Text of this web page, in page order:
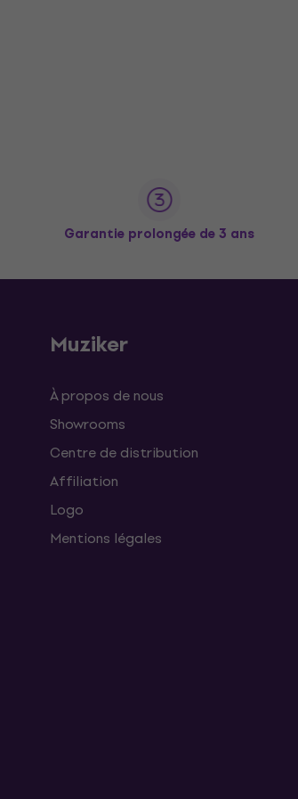
Garantie prolongée de 3 ans
Muziker
À propos de nous
Showrooms
Centre de distribution
Affiliation
Logo
Mentions légales